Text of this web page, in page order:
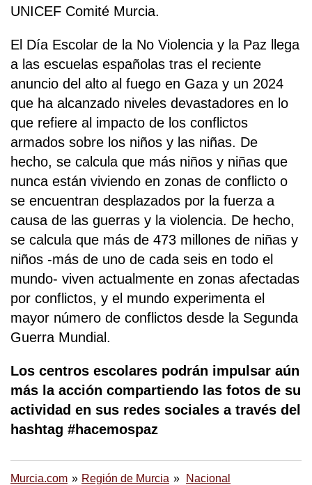
UNICEF Comité Murcia.
El Día Escolar de la No Violencia y la Paz llega
a las escuelas españolas tras el reciente
anuncio del alto al fuego en Gaza y un 2024
que ha alcanzado niveles devastadores en lo
que refiere al impacto de los conflictos
armados sobre los niños y las niñas. De
hecho, se calcula que más niños y niñas que
nunca están viviendo en zonas de conflicto o
se encuentran desplazados por la fuerza a
causa de las guerras y la violencia. De hecho,
se calcula que más de 473 millones de niñas y
niños -más de uno de cada seis en todo el
mundo- viven actualmente en zonas afectadas
por conflictos, y el mundo experimenta el
mayor número de conflictos desde la Segunda
Guerra Mundial.
Los centros escolares podrán impulsar aún
más la acción compartiendo las fotos de su
actividad en sus redes sociales a través del
hashtag #hacemospaz
Murcia.com Región de Murcia Nacional